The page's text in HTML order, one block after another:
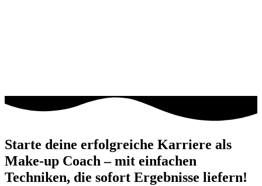
Starte deine erfolgreiche Karriere als
Make-up Coach – mit einfachen
Techniken, die sofort Ergebnisse liefern!